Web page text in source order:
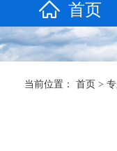
首页
当前位置： 首页 >